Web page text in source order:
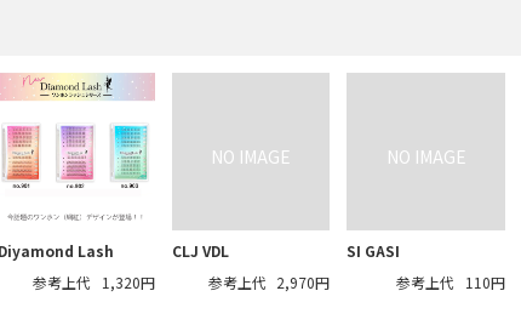
Diyamond Lash
参考上代
1,320円
CLJ VDL
参考上代 2,970円
SI GASI
参考上代
110円